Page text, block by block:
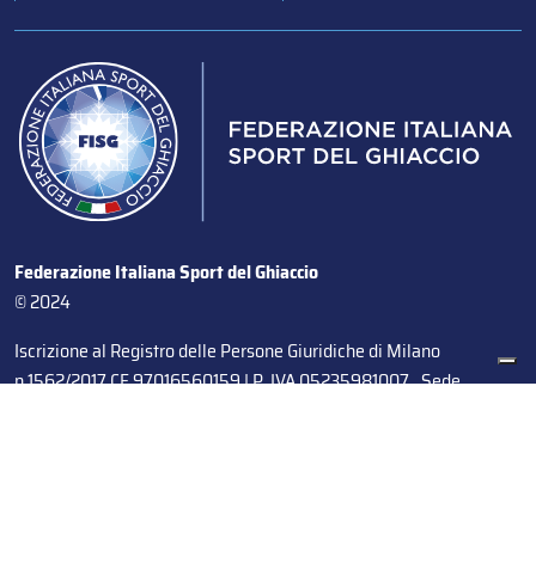
Federazione Italiana Sport del Ghiaccio
© 2024
Iscrizione al Registro delle Persone Giuridiche di Milano
n.1562/2017 CF 97016560159 | P. IVA 05235981007 Sede